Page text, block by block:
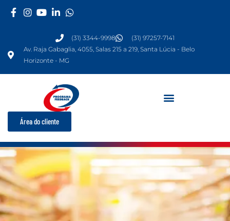
para
(31) 3344-9998
(31) 97257-7141
Av. Raja Gabaglia, 4055, Salas 215 a 219, Santa Lúcia - Belo
Horizonte - MG
Área do cliente